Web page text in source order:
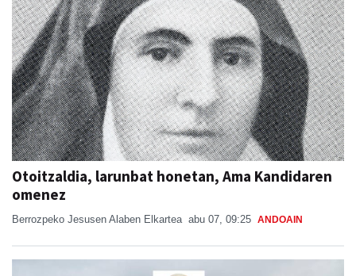
Otoitzaldia, larunbat honetan, Ama Kandidaren
omenez
Berrozpeko Jesusen Alaben Elkartea abu 07, 09:25 ANDOAIN